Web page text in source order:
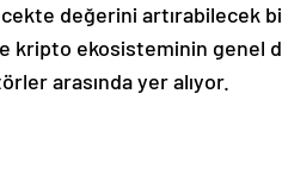
değerini artırabilecek
ekosisteminin genel
arasında yer alıyor.